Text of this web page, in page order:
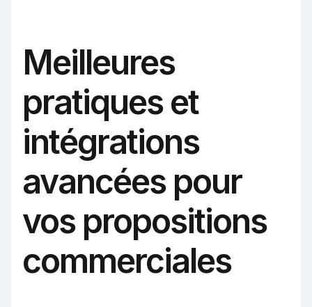
Meilleures
pratiques et
intégrations
avancées pour
vos propositions
commerciales